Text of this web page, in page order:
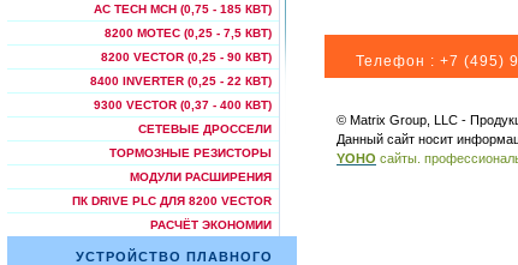
AC TECH МСН (0,75 - 185 КВТ)
8200 MOTEC (0,25 - 7,5 КВТ)
8200 VECTOR (0,25 - 90 КВТ)
8400 INVERTER (0,25 - 22 КВТ)
9300 VECTOR (0,37 - 400 КВТ)
СЕТЕВЫЕ ДРОССЕЛИ
ТОРМОЗНЫЕ РЕЗИСТОРЫ
МОДУЛИ РАСШИРЕНИЯ
ПК DRIVE PLC ДЛЯ 8200 VECTOR
РАСЧЁТ ЭКОНОМИИ
УСТРОЙСТВО ПЛАВНОГО
Телефон : +7 (495)
© Matrix Group, LLC -
Данный сайт носит
YOHO сайты.